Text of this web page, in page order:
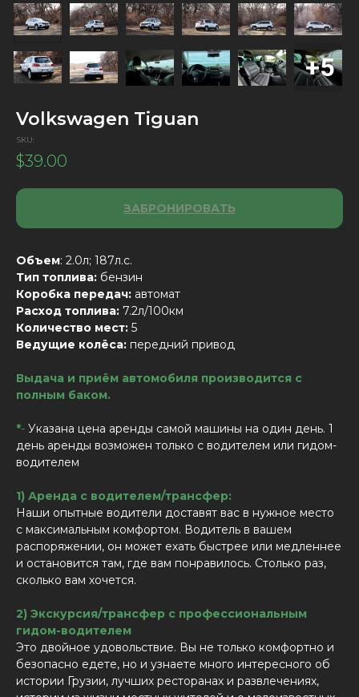
Volkswagen Tiguan
SKU:
$39.00
ЗАБРОНИРОВАТЬ
Объем: 2.0л; 187л.с.
Тип топлива: бензин
Коробка передач: автомат
Расход топлива: 7.2л/100км
Количество мест: 5
Ведущие колёса: передний привод
Выдача и приём автомобиля производится с
полным баком.
*- Указана цена аренды самой машины на один день. 1
день аренды возможен только с водителем или гидом-
водителем
1) Аренда с водителем/трансфер:
Наши опытные водители доставят вас в нужное место
с максимальным комфортом. Водитель в вашем
распоряжении, он может ехать быстрее или медленнее
и остановится там, где вам понравилось. Столько раз,
сколько вам хочется.
2) Экскурсия/трансфер с профессиональным
гидом-водителем
Это двойное удовольствие. Вы не только комфортно и
безопасно едете, но и узнаете много интересного об
истории Грузии, лучших ресторанах и развлечениях,